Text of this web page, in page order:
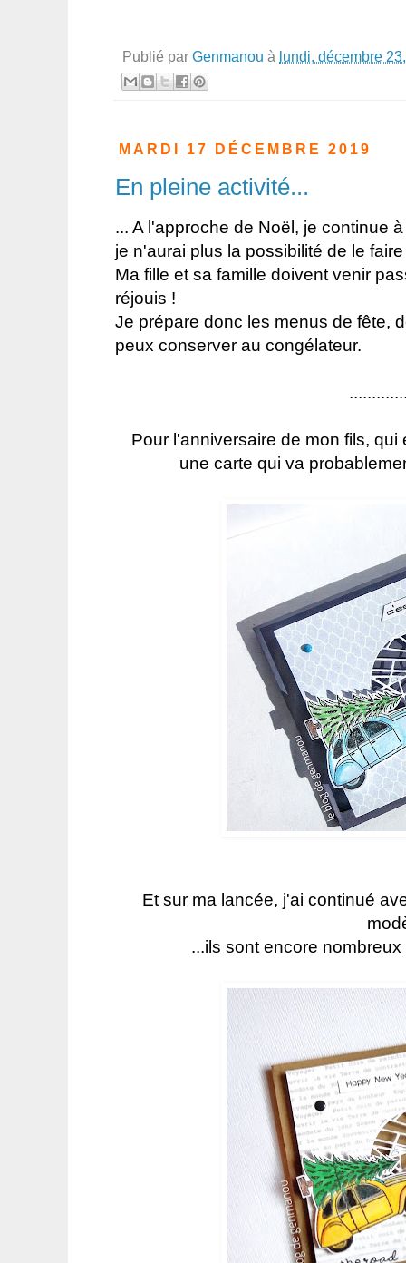
Publié par Genmanou à lundi, décembre
MARDI 17 DÉCEMBRE 2019
En pleine activité...
... A l'approche de Noël, je continue
je n'aurai plus la possibilité de le
Ma fille et sa famille doivent venir
réjouis !
Je prépare donc les menus de fête,
peux conserver au congélateur.
Pour l'anniversaire de mon fils,
une carte qui va
Et sur ma lancée, j'ai continué
...ils sont encore